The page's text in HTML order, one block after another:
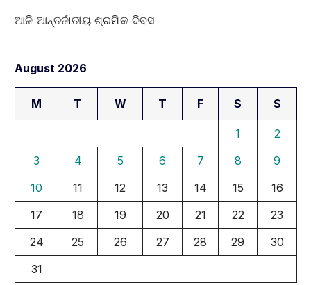
ଆଜି ଆନ୍ତର୍ଜାତୀୟ ଶ୍ରମିକ ଦିବସ
August 2026
M T W T F S S
1
2
3
4 5 6 7 8
9
10
11 12 13 14 15
16
17
18 19 20 21 22
23
24
25 26 27 28 29
30
31